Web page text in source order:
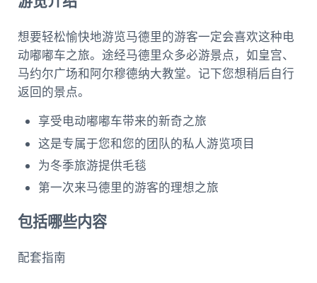
想要轻松愉快地游览马德里的游客一定会喜欢这种电
动嘟嘟车之旅。途经马德里众多必游景点，如皇宫、
马约尔广场和阿尔穆德纳大教堂。记下您想稍后自行
返回的景点。
享受电动嘟嘟车带来的新奇之旅
这是专属于您和您的团队的私人游览项目
为冬季旅游提供毛毯
第一次来马德里的游客的理想之旅
包括哪些内容
配套指南